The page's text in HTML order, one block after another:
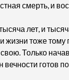
смерть, и
лет, и
тоже тому
Только
готов